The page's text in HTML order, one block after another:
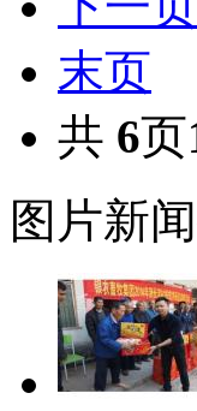
末页
共 6页
图片新